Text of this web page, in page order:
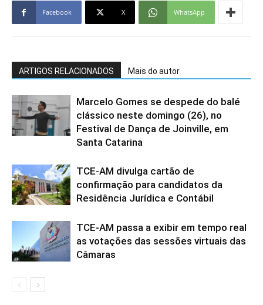
Facebook X WhatsApp
ARTIGOS RELACIONADOS Mais do autor
Marcelo Gomes se despede do balé
clássico neste domingo (26), no
Festival de Dança de Joinville, em
Santa Catarina
TCE-AM divulga cartão de
confirmação para candidatos da
Residência Jurídica e Contábil
TCE-AM passa a exibir em tempo real
as votações das sessões virtuais das
Câmaras